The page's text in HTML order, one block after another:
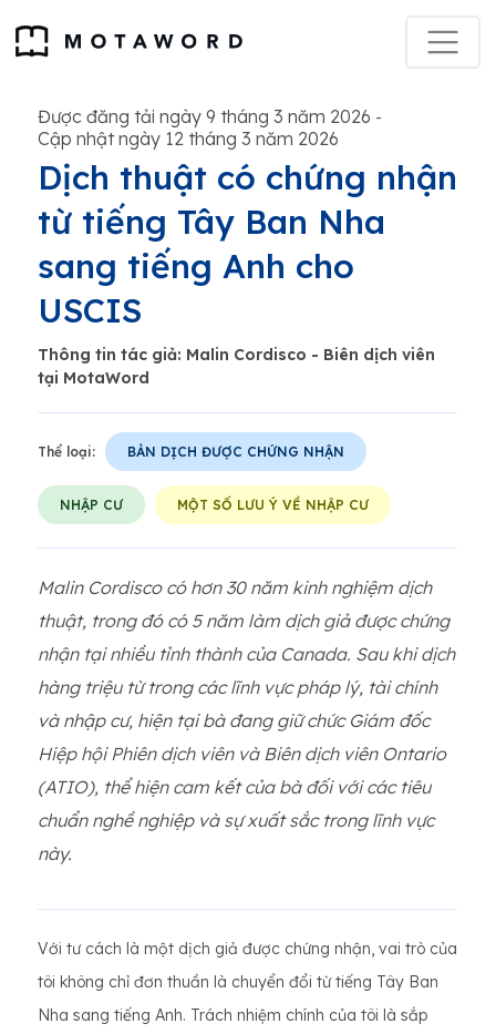
Được đăng tải ngày 9 tháng 3 năm 2026 -
Cập nhật ngày 12 tháng 3 năm 2026
Dịch thuật có chứng nhận
từ tiếng Tây Ban Nha
sang tiếng Anh cho
USCIS
Thông tin tác giả: Malin Cordisco - Biên dịch viên
tại MotaWord
Thể loại: BẢN DỊCH ĐƯỢC CHỨNG NHẬN
NHẬP CƯ MỘT SỐ LƯU Ý VỀ NHẬP CƯ
Malin Cordisco có hơn 30 năm kinh nghiệm dịch
thuật, trong đó có 5 năm làm dịch giả được chứng
nhận tại nhiều tỉnh thành của Canada. Sau khi dịch
hàng triệu từ trong các lĩnh vực pháp lý, tài chính
và nhập cư, hiện tại bà đang giữ chức Giám đốc
Hiệp hội Phiên dịch viên và Biên dịch viên Ontario
(ATIO), thể hiện cam kết của bà đối với các tiêu
chuẩn nghề nghiệp và sự xuất sắc trong lĩnh vực
này.
Với tư cách là một dịch giả được chứng nhận, vai trò của
tôi không chỉ đơn thuần là chuyển đổi từ tiếng Tây Ban
Nha sang tiếng Anh. Trách nhiệm chính của tôi là sắp